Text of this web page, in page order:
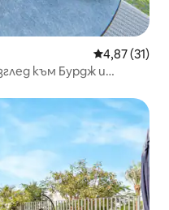
Средна
4,87 (31)
към Бурдж и